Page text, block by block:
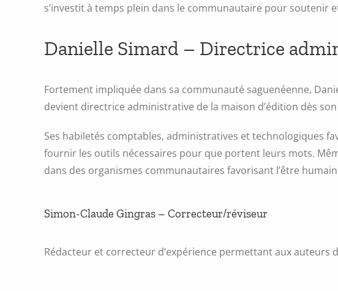
s’investit à temps plein dans le communautaire pour soutenir
Danielle Simard – Directrice
Fortement impliquée dans sa communauté saguenéenne,
devient directrice administrative de la maison d’édition dès
Ses habiletés comptables, administratives et technologiques
fournir les outils nécessaires pour que portent leurs mots.
dans des organismes communautaires favorisant l’être
Simon-Claude Gingras – Correcteur/réviseur
Rédacteur et correcteur d’expérience permettant aux auteurs